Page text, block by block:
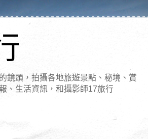
鏡頭，拍攝各地旅遊景點、秘境、賞
、生活資訊，和攝影師17旅行